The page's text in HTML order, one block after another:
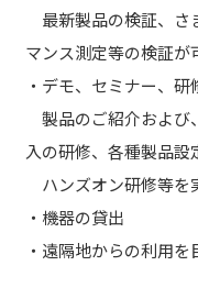
最新製品の検証、さ
マンス測定等の検証が
・デモ、セミナー、研
製品のご紹介および
入の研修、各種製品設
ハンズオン研修等を
・機器の貸出
・遠隔地からの利用